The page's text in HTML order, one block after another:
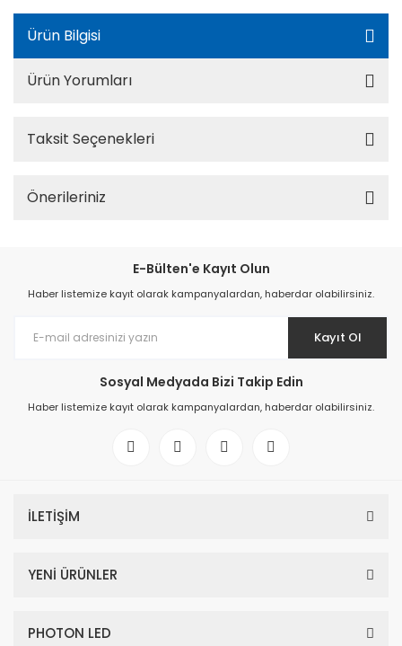
Ürün Bilgisi
Ürün Yorumları
Taksit Seçenekleri
Önerileriniz
E-Bülten'e Kayıt Olun
Haber listemize kayıt olarak kampanyalardan, haberdar olabilirsiniz.
Kayıt Ol
Sosyal Medyada Bizi Takip Edin
Haber listemize kayıt olarak kampanyalardan, haberdar olabilirsiniz.
İLETİŞİM
YENİ ÜRÜNLER
PHOTON LED